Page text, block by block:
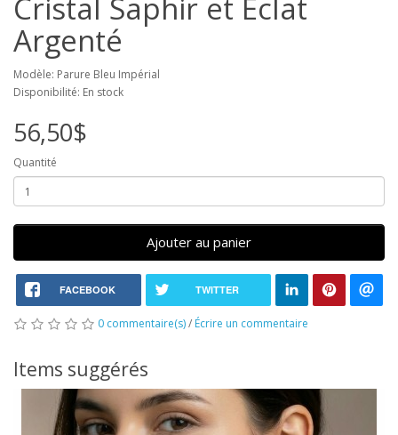
Cristal Saphir et Éclat
Argenté
Modèle: Parure Bleu Impérial
Disponibilité: En stock
56,50$
Quantité
Ajouter au panier
FACEBOOK TWITTER
0 commentaire(s)/ Écrire un commentaire
Items suggérés